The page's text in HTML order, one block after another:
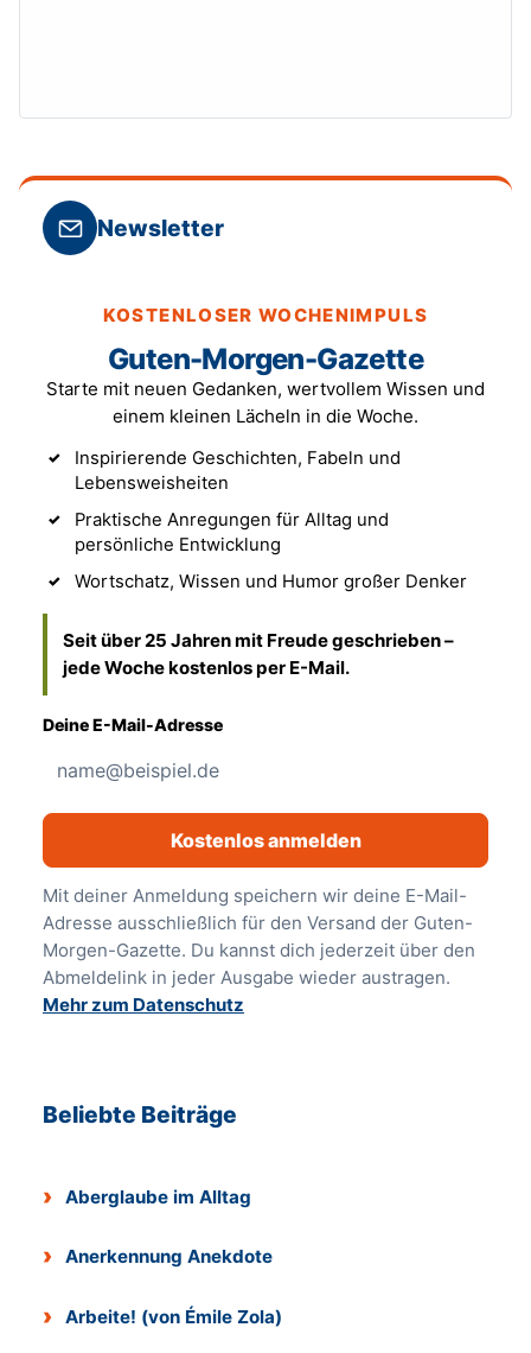
Newsletter
KOSTENLOSER WOCHENIMPULS
Guten-Morgen-Gazette
Starte mit neuen Gedanken, wertvollem Wissen und
einem kleinen Lächeln in die Woche.
Inspirierende Geschichten, Fabeln und
Lebensweisheiten
Praktische Anregungen für Alltag und
persönliche Entwicklung
Wortschatz, Wissen und Humor großer Denker
Seit über 25 Jahren mit Freude geschrieben –
jede Woche kostenlos per E-Mail.
Deine E-Mail-Adresse
Kostenlos anmelden
Mit deiner Anmeldung speichern wir deine E-Mail-
Adresse ausschließlich für den Versand der Guten-
Morgen-Gazette. Du kannst dich jederzeit über den
Abmeldelink in jeder Ausgabe wieder austragen.
Mehr zum Datenschutz
Beliebte Beiträge
Aberglaube im Alltag
Anerkennung Anekdote
Arbeite! (von Émile Zola)